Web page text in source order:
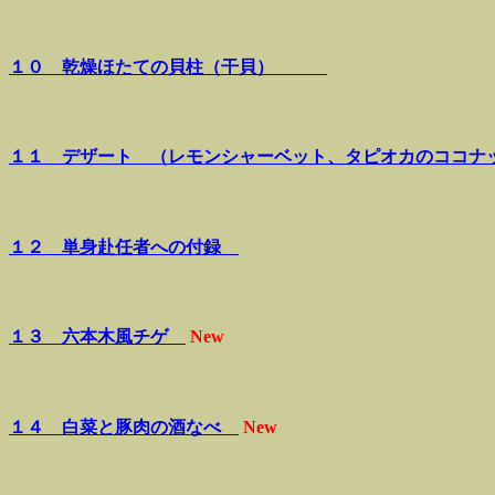
１０ 乾燥ほたての貝柱（干貝）
１１ デザート （レモンシャーベット、タピオカのココナ
１２ 単身赴任者への付録
１３ 六本木風チゲ New
１４ 白菜と豚肉の酒なべ New